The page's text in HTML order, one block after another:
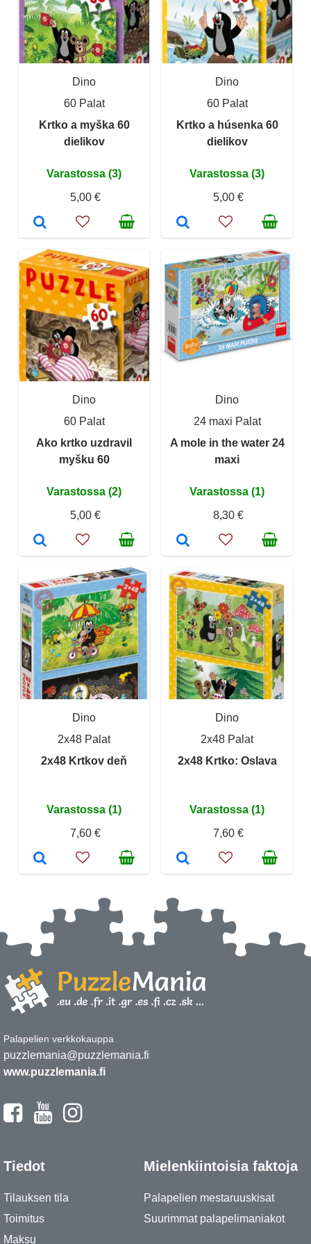
Dino
60 Palat
Krtko a myška 60
dielikov
Varastossa (3)
5,00 €
Dino
60 Palat
Krtko a húsenka 60
dielikov
Varastossa (3)
5,00 €
Dino
60 Palat
Ako krtko uzdravil
myšku 60
Varastossa (2)
5,00 €
Dino
24 maxi Palat
A mole in the water 24
maxi
Varastossa (1)
8,30 €
Dino
2x48 Palat
2x48 Krtkov deň
Varastossa (1)
7,60 €
Dino
2x48 Palat
2x48 Krtko: Oslava
Varastossa (1)
7,60 €
Palapelien verkkokauppa
puzzlemania@puzzlemania.fi
www.puzzlemania.fi
Tiedot
Tilauksen tila
Toimitus
Maksu
Mielenkiintoisia faktoja
Palapelien mestaruuskisat
Suurimmat palapelimaniakot